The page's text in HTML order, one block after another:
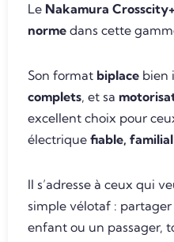
Le Nakamura Crosscity+
norme dans cette
Son format biplace bien
complets, et sa
excellent choix pour
électrique fiable,
Il s’adresse à ceux qui
simple vélotaf :
enfant ou un passager,